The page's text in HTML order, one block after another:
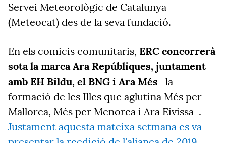
Servei Meteorològic de Catalunya
(Meteocat) des de la seva fundació.
En els comicis comunitaris, ERC concorrerà
sota la marca Ara Repúbliques, juntament
amb EH Bildu, el BNG i Ara Més -la
formació de les Illes que aglutina Més per
Mallorca, Més per Menorca i Ara Eivissa-.
Justament aquesta mateixa setmana es va